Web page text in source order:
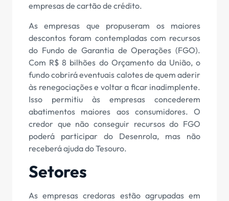
empresas de cartão de crédito.
As empresas que propuseram os maiores
descontos foram contempladas com recursos
do Fundo de Garantia de Operações (FGO).
Com R$ 8 bilhões do Orçamento da União, o
fundo cobrirá eventuais calotes de quem aderir
às renegociações e voltar a ficar inadimplente.
Isso permitiu às empresas concederem
abatimentos maiores aos consumidores. O
credor que não conseguir recursos do FGO
poderá participar do Desenrola, mas não
receberá ajuda do Tesouro.
Setores
As empresas credoras estão agrupadas em